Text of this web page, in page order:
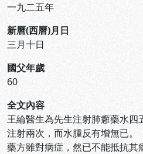
一九二五年
新曆(西曆)月日
三月十日
國父年歲
60
全文內容
王綸醫生為先生注射肺癰藥水四
注射兩次，而水腫反有增無已
藥方雖對病症，然已不能抵抗